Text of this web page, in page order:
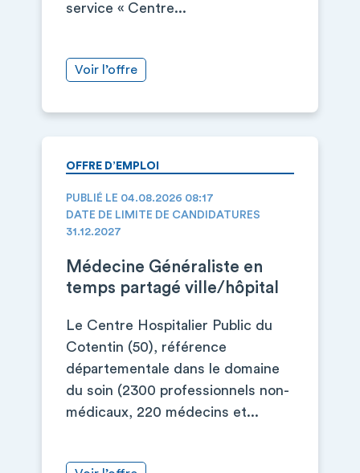
service « Centre...
Voir l’offre
OFFRE D’EMPLOI
PUBLIÉ LE 04.08.2026 08:17
DATE DE LIMITE DE CANDIDATURES
31.12.2027
Médecine Généraliste en
temps partagé ville/hôpital
Le Centre Hospitalier Public du
Cotentin (50), référence
départementale dans le domaine
du soin (2300 professionnels non-
médicaux, 220 médecins et...